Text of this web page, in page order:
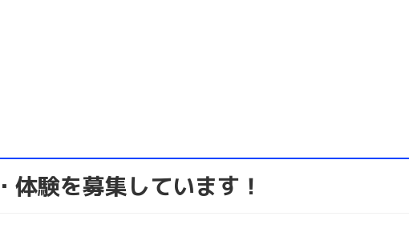
験を募集しています！